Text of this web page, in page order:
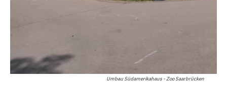
Umbau Südamerikahaus - Zoo Saarbrücken